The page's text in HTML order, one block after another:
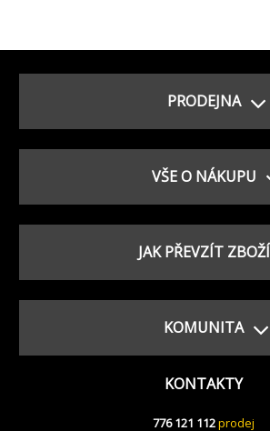
PRODEJNA
VŠE O NÁKUPU
JAK PŘEVZÍT ZBOŽÍ
KOMUNITA
KONTAKTY
776 121 112prodej